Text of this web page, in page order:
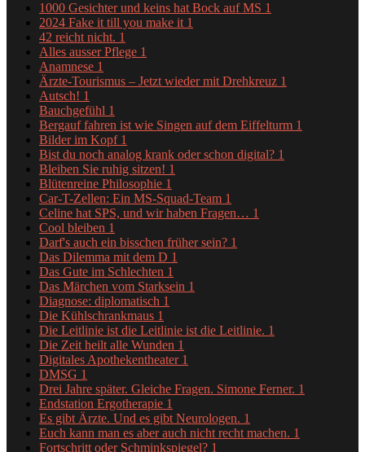
1000 Gesichter und keins hat Bock auf MS 1
2024 Fake it till you make it 1
42 reicht nicht. 1
Alles ausser Pflege 1
Anamnese 1
Ärzte-Tourismus – Jetzt wieder mit Drehkreuz 1
Autsch! 1
Bauchgefühl 1
Bergauf fahren ist wie Singen auf dem Eiffelturm 1
Bilder im Kopf 1
Bist du noch analog krank oder schon digital? 1
Bleiben Sie ruhig sitzen! 1
Blütenreine Philosophie 1
Car-T-Zellen: Ein MS-Squad-Team 1
Celine hat SPS, und wir haben Fragen… 1
Cool bleiben 1
Darf's auch ein bisschen früher sein? 1
Das Dilemma mit dem D 1
Das Gute im Schlechten 1
Das Märchen vom Starksein 1
Diagnose: diplomatisch 1
Die Kühlschrankmaus 1
Die Leitlinie ist die Leitlinie ist die Leitlinie. 1
Die Zeit heilt alle Wunden 1
Digitales Apothekentheater 1
DMSG 1
Drei Jahre später. Gleiche Fragen. Simone Ferner. 1
Endstation Ergotherapie 1
Es gibt Ärzte. Und es gibt Neurologen. 1
Euch kann man es aber auch nicht recht machen. 1
Fortschritt oder Schminkspiegel? 1